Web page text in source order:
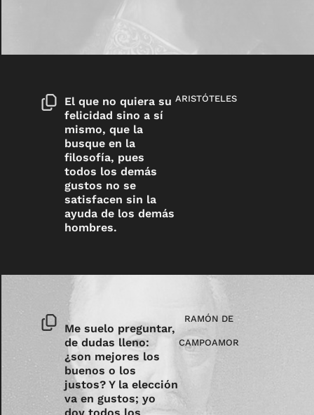
El que no quiera su
felicidad sino a sí
mismo, que la
busque en la
filosofía, pues
todos los demás
gustos no se
satisfacen sin la
ayuda de los demás
hombres.
ARISTÓTELES
Me suelo preguntar,
de dudas lleno:
¿son mejores los
buenos o los
justos? Y la elección
va en gustos; yo
doy todos los
RAMÓN DE
CAMPOAMOR